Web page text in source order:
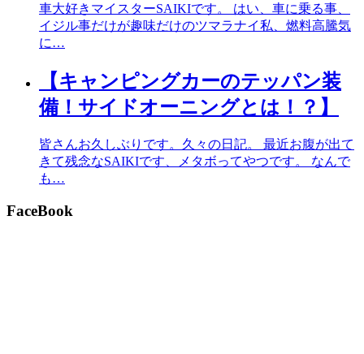
車大好きマイスターSAIKIです。 はい、車に乗る事、
イジル事だけが趣味だけのツマラナイ私、燃料高騰気
に…
【キャンピングカーのテッパン装
備！サイドオーニングとは！？】
皆さんお久しぶりです。久々の日記。 最近お腹が出て
きて残念なSAIKIです、メタボってやつです。 なんで
も…
FaceBook